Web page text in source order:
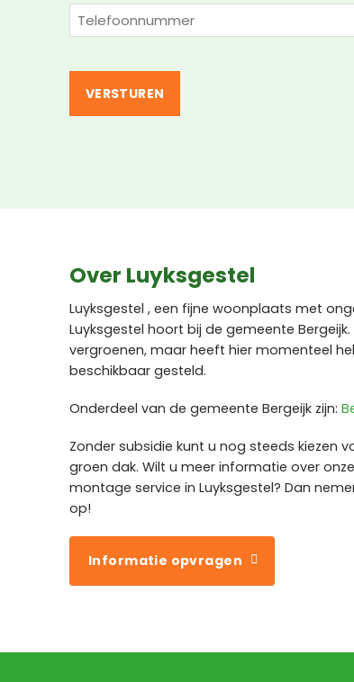
(Vereist)
Telefoon
(Vereist)
Over Luyksgestel
Luyksgestel , een fijne woonplaats met
Luyksgestel hoort bij de gemeente
vergroenen, maar heeft hier momenteel
beschikbaar gesteld.
Onderdeel van de gemeente Bergeijk zijn:
Zonder subsidie kunt u nog steeds kiezen
groen dak. Wilt u meer informatie over
montage service in Luyksgestel? Dan
op!
Informatie opvragen